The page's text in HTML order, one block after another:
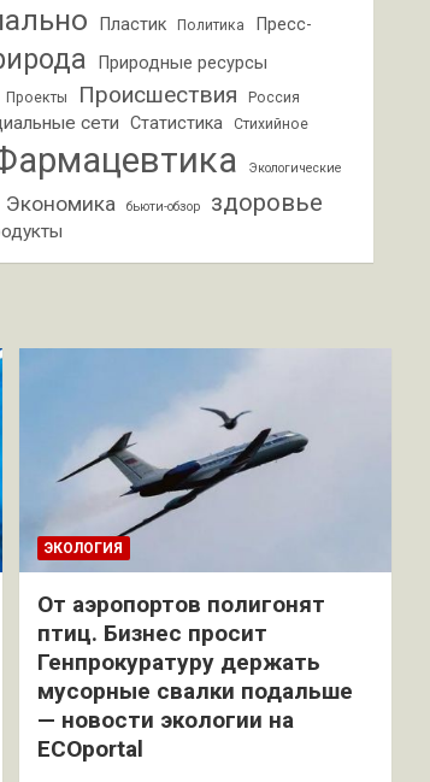
Пластик Политика
Пресс-
Природные ресурсы
Проекты Происшествия Россия
сети Статистика Стихийное
Экологические
Экономика бьюти-обзор здоровье
ЭКОЛОГИЯ
От аэропортов полигонят
птиц. Бизнес просит
Генпрокуратуру держать
мусорные свалки подальше
— новости экологии на
ECOportal